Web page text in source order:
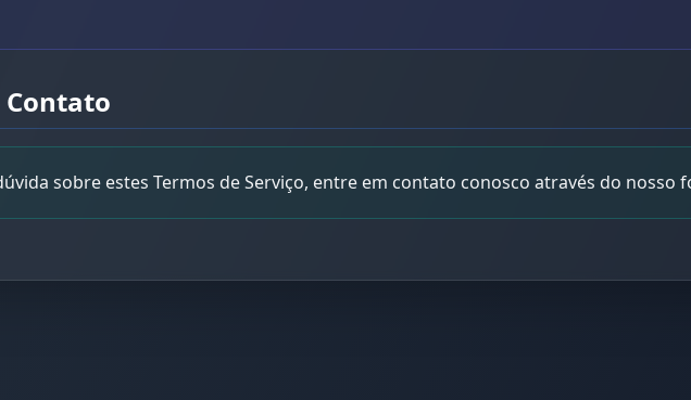
sobre estes Termos de Serviço, entre em contato conosco através do nosso